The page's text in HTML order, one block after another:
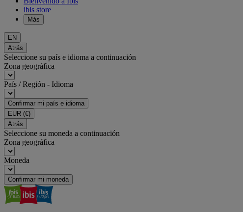
ibis store
Más
EN
Atrás
Seleccione su país e idioma a continuación
Zona geográfica
País / Región - Idioma
Confirmar mi país e idioma
EUR (€)
Atrás
Seleccione su moneda a continuación
Zona geográfica
Moneda
Confirmar mi moneda